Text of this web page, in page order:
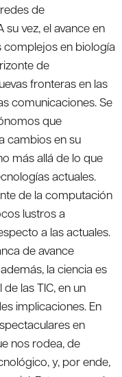
de
vez, el avance en
en biología
de
fronteras en las
comunicaciones. Se
que
cambios en su
más allá de lo que
actuales.
de la computación
lustros a
a las actuales.
de avance
la ciencia es
las TIC, en un
implicaciones. En
en
nos rodea, de
y, por ende,